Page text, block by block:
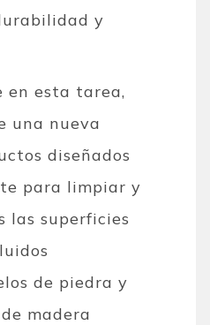
y
en esta tarea,
una nueva
diseñados
para limpiar y
las superficies
de piedra y
madera